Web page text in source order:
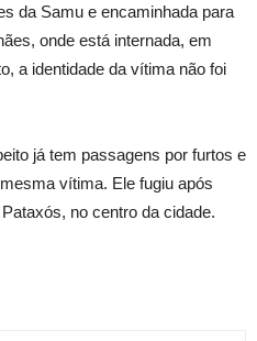
da Samu e encaminhada para
onde está internada, em
a identidade da vítima não foi
já tem passagens por furtos e
vítima. Ele fugiu após
no centro da cidade.